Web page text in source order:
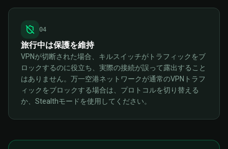
04
旅行中は保護を維持
VPNが切断された場合、キルスイッチがトラフィックをブ
ロックするのに役立ち、実際の接続が誤って露出すること
はありません。万一空港ネットワークが通常のVPNトラフ
ィックをブロックする場合は、プロトコルを切り替える
か、Stealthモードを使用してください。